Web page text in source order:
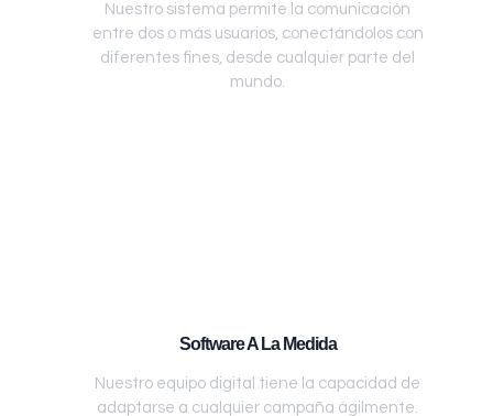
Nuestro sistema permite la comunicación
entre dos o más usuarios, conectándolos con
diferentes fines, desde cualquier parte del
mundo.
Software A La Medida
Nuestro equipo digital tiene la capacidad de
adaptarse a cualquier campaña ágilmente.